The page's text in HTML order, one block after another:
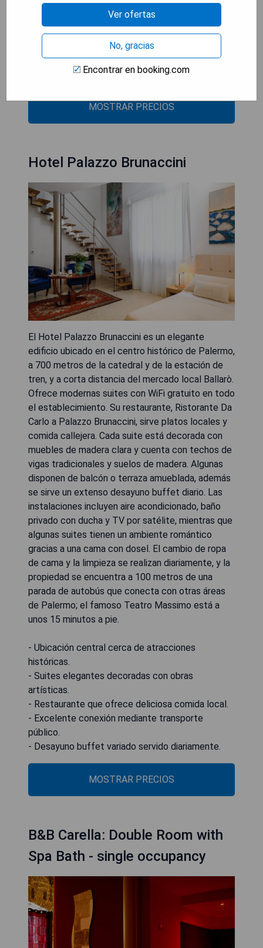
- Ubicación céntrica cerca de atracciones
- Decoración elegante con muebles antiguos
- Wi-Fi gratuito en todas las habitaciones
- Personal atento que organiza tours y
excursiones
MOSTRAR PRECIOS
Hotel Palazzo Brunaccini
El Hotel Palazzo Brunaccini es un elegante
edificio ubicado en el centro histórico de Palermo,
a 700 metros de la catedral y de la estación de
tren, y a corta distancia del mercado local Ballarò.
Ofrece modernas suites con WiFi gratuito en todo
el establecimiento. Su restaurante, Ristorante Da
Carlo a Palazzo Brunaccini, sirve platos locales y
comida callejera. Cada suite está decorada con
muebles de madera clara y cuenta con techos de
vigas tradicionales y suelos de madera. Algunas
disponen de balcón o terraza amueblada, además
se sirve un extenso desayuno buffet diario. Las
instalaciones incluyen aire acondicionado, baño
privado con ducha y TV por satélite, mientras que
algunas suites tienen un ambiente romántico
gracias a una cama con dosel. El cambio de ropa
de cama y la limpieza se realizan diariamente, y la
propiedad se encuentra a 100 metros de una
parada de autobús que conecta con otras áreas
de Palermo; el famoso Teatro Massimo está a
unos 15 minutos a pie.
- Ubicación central cerca de atracciones
históricas.
- Suites elegantes decoradas con obras
artísticas.
- Restaurante que ofrece deliciosa comida local.
- Excelente conexión mediante transporte
público.
- Desayuno buffet variado servido diariamente.
MOSTRAR PRECIOS
B&B Carella: Double Room with
Spa Bath - single occupancy
Ver ofertas
No, gracias
Encontrar en booking.com